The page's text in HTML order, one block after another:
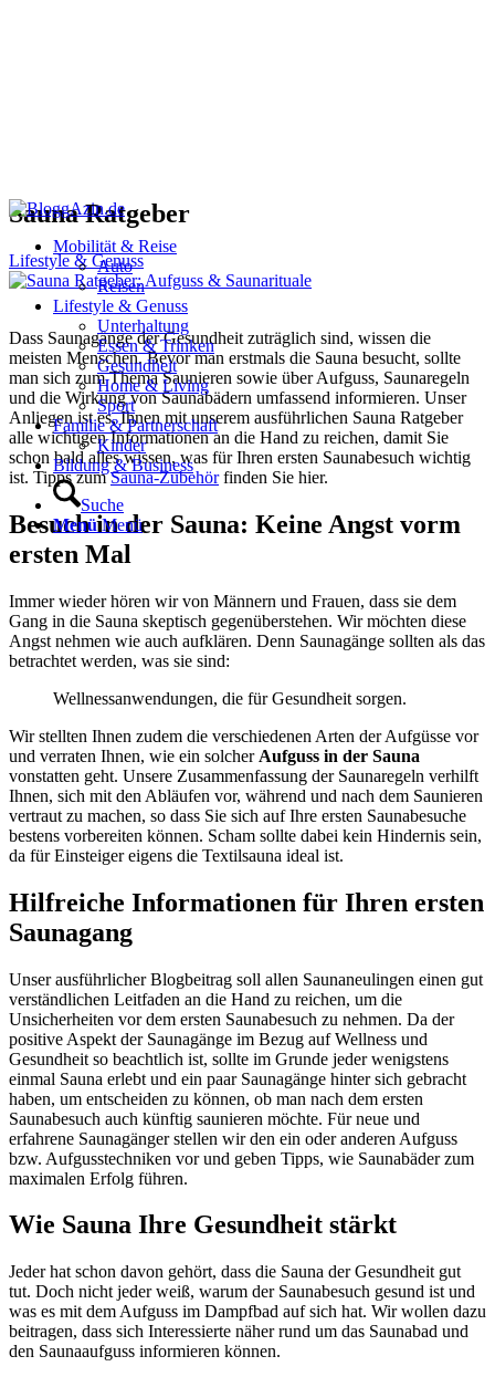
Mobilität & Reise
Auto
Reisen
Lifestyle & Genuss
Unterhaltung
Essen & Trinken
Gesundheit
Home & Living
Sport
Familie & Partnerschaft
Kinder
Bildung & Business
Suche
Menü Menü
Sauna Ratgeber
Lifestyle & Genuss
Dass Saunagänge der Gesundheit zuträglich sind, wissen die
meisten Menschen. Bevor man erstmals die Sauna besucht, sollte
man sich zum Thema Saunieren sowie über Aufguss, Saunaregeln
und die Wirkung von Saunabädern umfassend informieren. Unser
Anliegen ist es, Ihnen mit unserem ausführlichen Sauna Ratgeber
alle wichtigen Informationen an die Hand zu reichen, damit Sie
schon bald alles wissen, was für Ihren ersten Saunabesuch wichtig
ist. Tipps zumSauna-Zubehörfinden Sie hier.
Besuch in der Sauna: Keine Angst vorm
ersten Mal
Immer wieder hören wir von Männern und Frauen, dass sie dem
Gang in die Sauna skeptisch gegenüberstehen. Wir möchten diese
Angst nehmen wie auch aufklären. Denn Saunagänge sollten als das
betrachtet werden, was sie sind:
Wellnessanwendungen, die für Gesundheit sorgen.
Wir stellten Ihnen zudem die verschiedenen Arten der Aufgüsse vor
und verraten Ihnen, wie ein solcher Aufguss in der Sauna
vonstatten geht. Unsere Zusammenfassung der Saunaregeln verhilft
Ihnen, sich mit den Abläufen vor, während und nach dem Saunieren
vertraut zu machen, so dass Sie sich auf Ihre ersten Saunabesuche
bestens vorbereiten können. Scham sollte dabei kein Hindernis sein,
da für Einsteiger eigens die Textilsauna ideal ist.
Hilfreiche Informationen für Ihren ersten
Saunagang
Unser ausführlicher Blogbeitrag soll allen Saunaneulingen einen gut
verständlichen Leitfaden an die Hand zu reichen, um die
Unsicherheiten vor dem ersten Saunabesuch zu nehmen. Da der
positive Aspekt der Saunagänge im Bezug auf Wellness und
Gesundheit so beachtlich ist, sollte im Grunde jeder wenigstens
einmal Sauna erlebt und ein paar Saunagänge hinter sich gebracht
haben, um entscheiden zu können, ob man nach dem ersten
Saunabesuch auch künftig saunieren möchte. Für neue und
erfahrene Saunagänger stellen wir den ein oder anderen Aufguss
bzw. Aufgusstechniken vor und geben Tipps, wie Saunabäder zum
maximalen Erfolg führen.
Wie Sauna Ihre Gesundheit stärkt
Jeder hat schon davon gehört, dass die Sauna der Gesundheit gut
tut. Doch nicht jeder weiß, warum der Saunabesuch gesund ist und
was es mit dem Aufguss im Dampfbad auf sich hat. Wir wollen dazu
beitragen, dass sich Interessierte näher rund um das Saunabad und
den Saunaaufguss informieren können.